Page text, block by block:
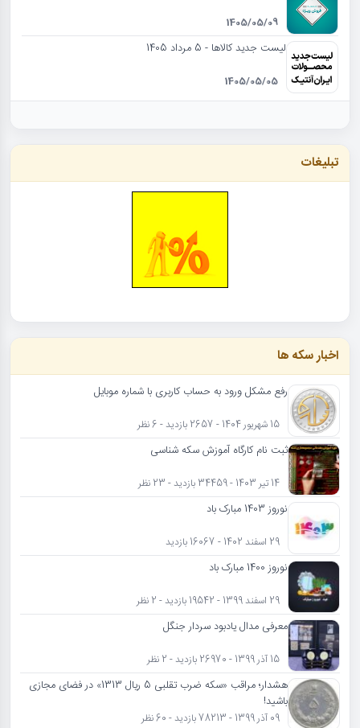
1405/05/09
لیست جدید کالاها - 5 مرداد 1405
1405/05/05
تبلیغات
اخبار سکه ها
رفع مشکل ورود به حساب کاربری با شماره موبایل
15 شهریور 1404 - 2657 بازدید - 6 نظر
ثبت نام کارگاه آموزش سکه شناسی
14 تیر 1403 - 34459 بازدید - 23 نظر
نوروز 1403 مبارک باد
29 اسفند 1402 - 16067 بازدید
نوروز 1400 مبارک باد
29 اسفند 1399 - 19542 بازدید - 2 نظر
معرفی مدال یادبود سردار جنگل
15 آذر 1399 - 26970 بازدید - 2 نظر
هشدار؛ مراقب «سکه ضرب تقلبی 5 ریال 1313» در فضای مجازی
باشید!
09 آذر 1399 - 78213 بازدید - 60 نظر